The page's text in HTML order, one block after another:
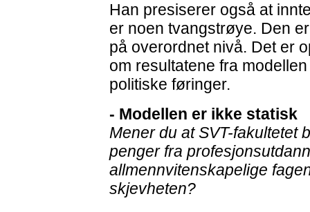
Han presiserer også at
er noen tvangstrøye. Den
på overordnet nivå. Det er
om resultatene fra
politiske føringer.
- Modellen er ikke statisk
Mener du at SVT-fakultetet
penger fra
allmennvitenskapelige
skjevheten?